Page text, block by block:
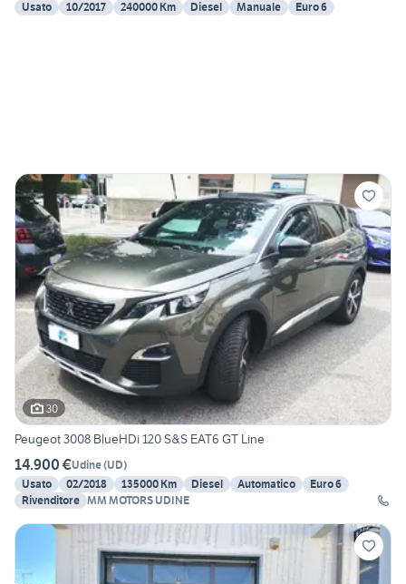
Usato 10/2017 240000 Km Diesel Manuale Euro 6
30
Peugeot 3008 BlueHDi 120 S&S EAT6 GT Line
14.900 €Udine(UD)
Usato
02/2018 135000 Km Diesel Automatico
Euro 6
Rivenditore MM MOTORS UDINE